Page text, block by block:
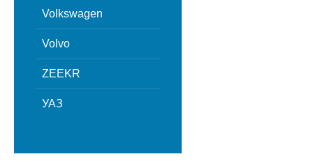
Volkswagen
Volvo
ZEEKR
УАЗ